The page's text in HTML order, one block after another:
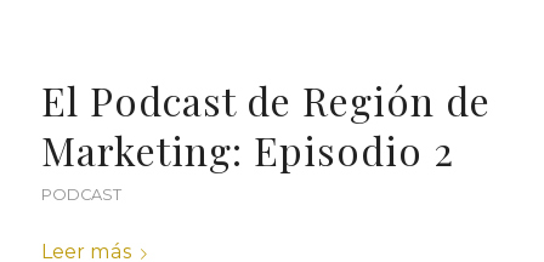
El Podcast de Región de
Marketing: Episodio 2
PODCAST
Leer más